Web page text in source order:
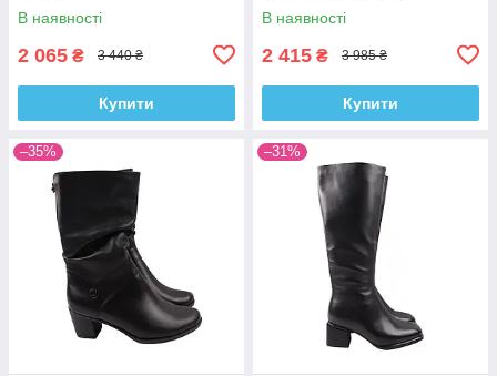
В наявності
2 065 ₴ 3 440 ₴
Купити
В наявності
2 415 ₴ 3 985 ₴
Купити
–35% –31%